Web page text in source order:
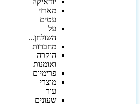
יודאיקה
מארזי
עטים
על
השולחן...
מחברות
הוקרה
ואומנות
פרימיום
מוצרי
עור
שעונים